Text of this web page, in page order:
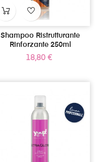
Shampoo Ristrutturante
Rinforzante 250ml
Prezzo
18,80 €